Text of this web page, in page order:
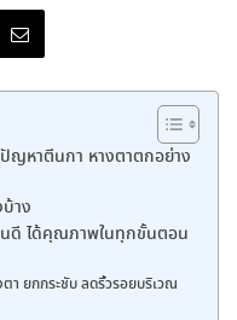
ญหาตีนกา หางตาตกอย่าง
าง
นดี ได้คุณภาพในทุกขั้นตอน
า ยกกระชับ ลดริ้วรอยบริเวณ